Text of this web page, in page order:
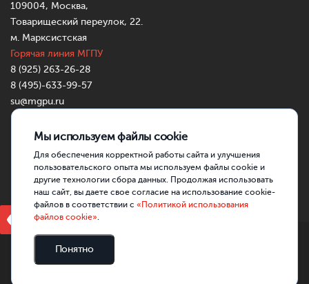
109004, Москва,
Товарищеский переулок, 22.
м. Марксистская
Горячая линия МГПУ
8 (925) 263-26-28
8 (495)-633-99-57
su@mgpu.ru
ГАОУ ВО МГПУ, 2026
Версия для слабовидящих
Мы используем файлы cookie
Для обеспечения корректной работы сайта и улучшения
пользовательского опыта мы используем файлы cookie и
другие технологии сбора данных. Продолжая использовать
наш сайт, вы даете свое согласие на использование cookie-
файлов в соответствии с «Политикой использования
файлов cookie».
Понятно